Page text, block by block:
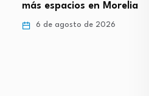
más espacios en Morelia
6 de agosto de 2026